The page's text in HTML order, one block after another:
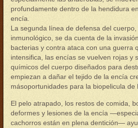
profundamente dentro de la hendidura
encía.
La segunda línea de defensa del cuerpo,
inmunológico, se da cuenta de la
bacterias y contra ataca con una guerra
intensifica, las encías se vuelven rojas y
químicos del cuerpo diseñados para
empiezan a dañar el tejido de la encía
másoportunidades para la biopelicula de
El pelo atrapado, los restos de comida,
deformes y lesiones de la encía
cachorros están en plena dentición—